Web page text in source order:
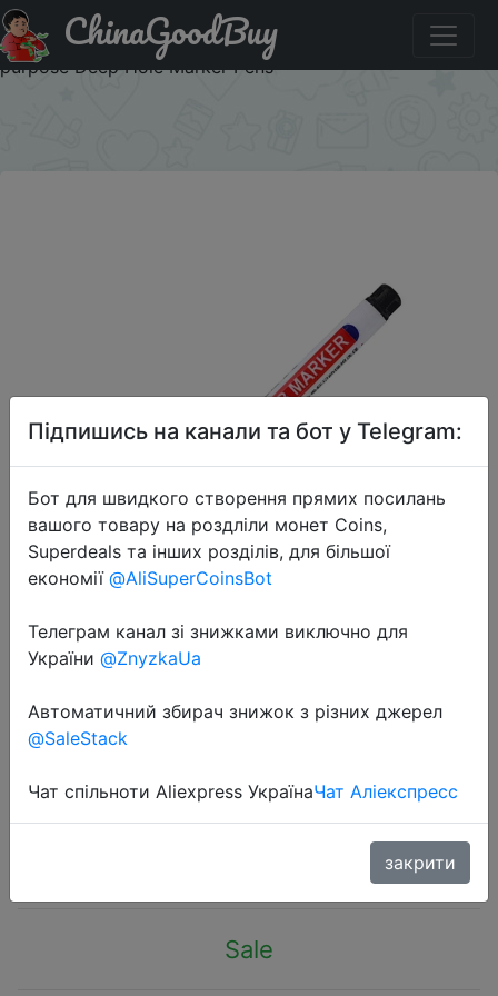
Акція на 20MM Red/Black/Blue/White Ink Long Head
Markers Bathroom Woodworking Decoration Multi-
purpose Deep Hole Marker Pens
ChinaGoodBuy
2023-01-09
Long Head Markers Bathroom
Woodworking Decoration Multi-
purpose Deep Hole Marker Pens
Sale
Підпишись на канали та бот у Telegram:
Бот для швидкого створення прямих посилань
вашого товару на роздліли монет Coins,
Superdeals та інших розділів, для більшої
економії @AliSuperCoinsBot
Телеграм канал зі знижками виключно для
України @ZnyzkaUa
Автоматичний збирач знижок з різних джерел
@SaleStack
Чат спільноти Aliexpress УкраїнаЧат Аліекспресс
закрити